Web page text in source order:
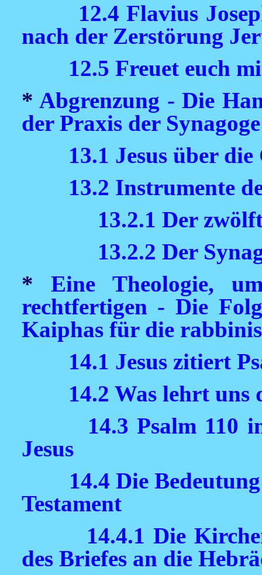
12.4 Flavius
nach der Zerstörung
12.5 Freuet euch
*Abgrenzung - Die
der Praxis der Synagoge
13.1 Jesus über
13.2 Instrumente
13.2.1 Der
13.2.2 Der
* Eine Theologie,
rechtfertigen - Die
Kaiphas für die
14.1 Jesus zitiert
14.2 Was lehrt uns
14.3 Psalm 110
Jesus
14.4 Die
Testament
14.4.1 Die
des Briefes an die